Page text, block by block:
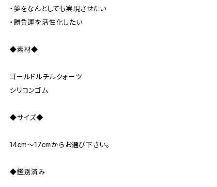
・夢をなんとしても実現させたい
・勝負運を活性化したい
◆素材◆
ゴールドルチルクォーツ
シリコンゴム
◆サイズ◆
14cm～17cmからお選び下さい。
◆鑑別済み